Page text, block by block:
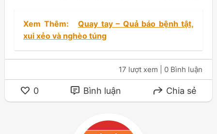
Xem Thêm:
Quay tay – Quả báo bệnh tật,
xui xẻo và nghèo túng
17 lượt xem | 0 Bình luận
0 Bình luận Chia sẻ